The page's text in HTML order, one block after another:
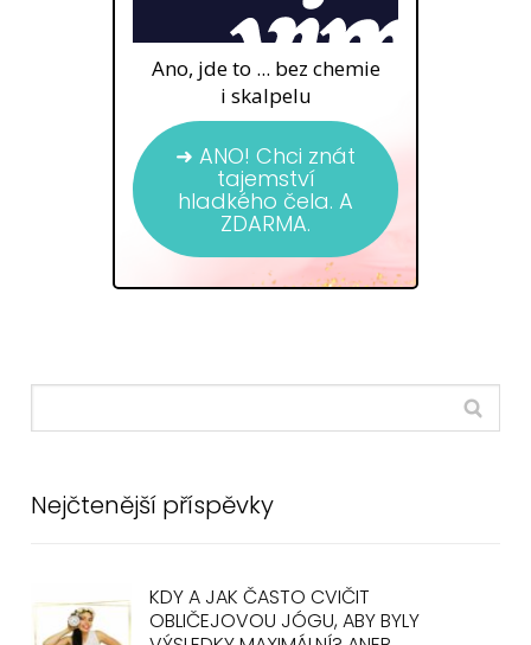
Ano, jde to ... bez chemie
i skalpelu
➜ ANO! Chci znát
tajemství
hladkého čela. A
ZDARMA.
Nejčtenější příspěvky
KDY A JAK ČASTO CVIČIT
OBLIČEJOVOU JÓGU, ABY BYLY